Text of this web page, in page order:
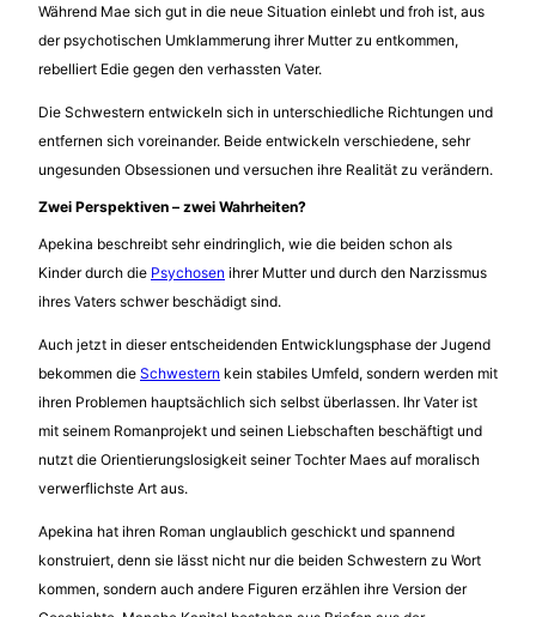
Während Mae sich gut in die neue Situation einlebt und froh ist, aus
der psychotischen Umklammerung ihrer Mutter zu entkommen,
rebelliert Edie gegen den verhassten Vater.
Die Schwestern entwickeln sich in unterschiedliche Richtungen und
entfernen sich voreinander. Beide entwickeln verschiedene, sehr
ungesunden Obsessionen und versuchen ihre Realität zu verändern.
Zwei Perspektiven – zwei Wahrheiten?
Apekina beschreibt sehr eindringlich, wie die beiden schon als
Kinder durch die Psychosen ihrer Mutter und durch den Narzissmus
ihres Vaters schwer beschädigt sind.
Auch jetzt in dieser entscheidenden Entwicklungsphase der Jugend
bekommen die Schwestern kein stabiles Umfeld, sondern werden mit
ihren Problemen hauptsächlich sich selbst überlassen. Ihr Vater ist
mit seinem Romanprojekt und seinen Liebschaften beschäftigt und
nutzt die Orientierungslosigkeit seiner Tochter Maes auf moralisch
verwerflichste Art aus.
Apekina hat ihren Roman unglaublich geschickt und spannend
konstruiert, denn sie lässt nicht nur die beiden Schwestern zu Wort
kommen, sondern auch andere Figuren erzählen ihre Version der